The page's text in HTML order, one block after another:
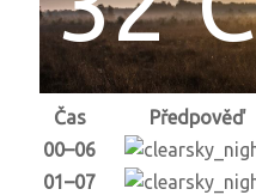
Čas Předpověď
00–06
01–07